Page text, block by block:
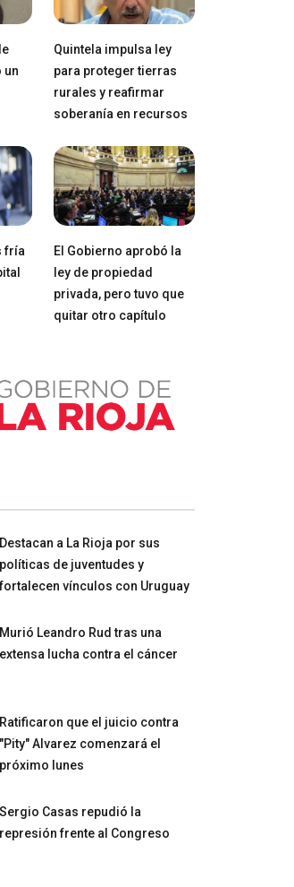
un
Quintela impulsa ley
para proteger tierras
rurales y reafirmar
soberanía en recursos
fría
El Gobierno aprobó la
ley de propiedad
privada, pero tuvo que
quitar otro capítulo
Destacan a La Rioja por sus
políticas de juventudes y
fortalecen vínculos con Uruguay
Murió Leandro Rud tras una
extensa lucha contra el cáncer
Ratificaron que el juicio contra
"Pity" Alvarez comenzará el
próximo lunes
Sergio Casas repudió la
represión frente al Congreso